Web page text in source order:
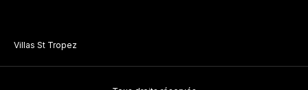
Villas St Tropez